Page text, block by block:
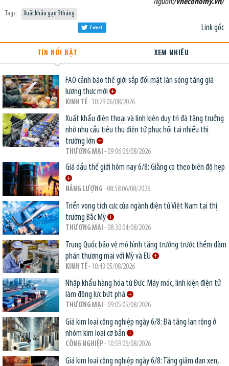
Nguồn:/vneconomy.vn/
Tags: Xuất khẩu gạo 9 tháng
Link gốc
Tweet
TIN NỔI BẬT XEM NHIỀU
FAO cảnh báo thế giới sắp đối mặt làn sóng tăng giá
lương thực mới
KINH TẾ- 10:29 06/08/2026
Xuất khẩu điện thoại và linh kiện duy trì đà tăng trưởng
nhờ nhu cầu tiêu thụ điện tử phục hồi tại nhiều thị
trường lớn
THƯƠNG MẠI - 09:06 06/08/2026
Giá dầu thế giới hôm nay 6/8: Giằng co theo biên độ hẹp
NĂNG LƯỢNG - 08:58 06/08/2026
Triển vọng tích cực của ngành điện tử Việt Nam tại thị
trường Bắc Mỹ
THƯƠNG MẠI - 08:30 04/08/2026
Trung Quốc bảo vệ mô hình tăng trưởng trước thềm đàm
phán thương mại với Mỹ và EU
KINH TẾ- 10:43 05/08/2026
Nhập khẩu hàng hóa từ Đức: Máy móc, linh kiện điện tử
làm động lực bứt phá
THƯƠNG MẠI - 09:05 05/08/2026
Giá kim loại công nghiệp ngày 6/8: Đà tăng lan rộng ở
nhóm kim loại cơ bản
CÔNG NGHIỆP- 10:59 06/08/2026
Giá kim loại công nghiệp ngày 6/8: Tăng giảm đan xen,